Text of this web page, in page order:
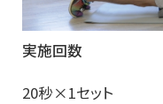
実施回数
20秒×1セット